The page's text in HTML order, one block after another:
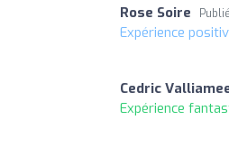
Rose Soire
Expérience
Cedric
Expérience